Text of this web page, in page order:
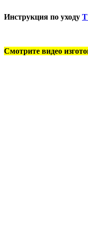
Инструкция по уходу
Смотрите видео